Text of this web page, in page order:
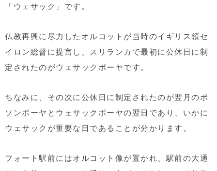
「ウェサック」です。
仏教再興に尽力したオルコットが当時のイギリス領セ
イロン総督に提言し、スリランカで最初に公休日に制
定されたのがウェサックポーヤです。
ちなみに、その次に公休日に制定されたのが翌月のポ
ソンポーヤとウェサックポーヤの翌日であり、いかに
ウェサックが重要な日であることが分かります。
フォート駅前にはオルコット像が置かれ、駅前の大通